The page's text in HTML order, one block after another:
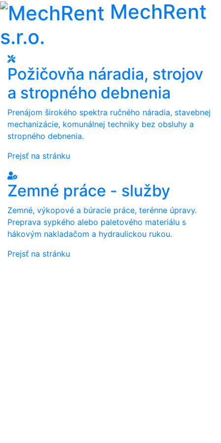
MechRent
s.r.o.
Požičovňa náradia, strojov
a stropného debnenia
Prenájom širokého spektra ručného náradia, stavebnej
mechanizácie, komunálnej techniky bez obsluhy a
stropného debnenia.
Prejsť na stránku
Zemné práce - služby
Zemné, výkopové a búracie práce, terénne úpravy.
Preprava sypkého alebo paletového materiálu s
hákovým nakladačom a hydraulickou rukou.
Prejsť na stránku